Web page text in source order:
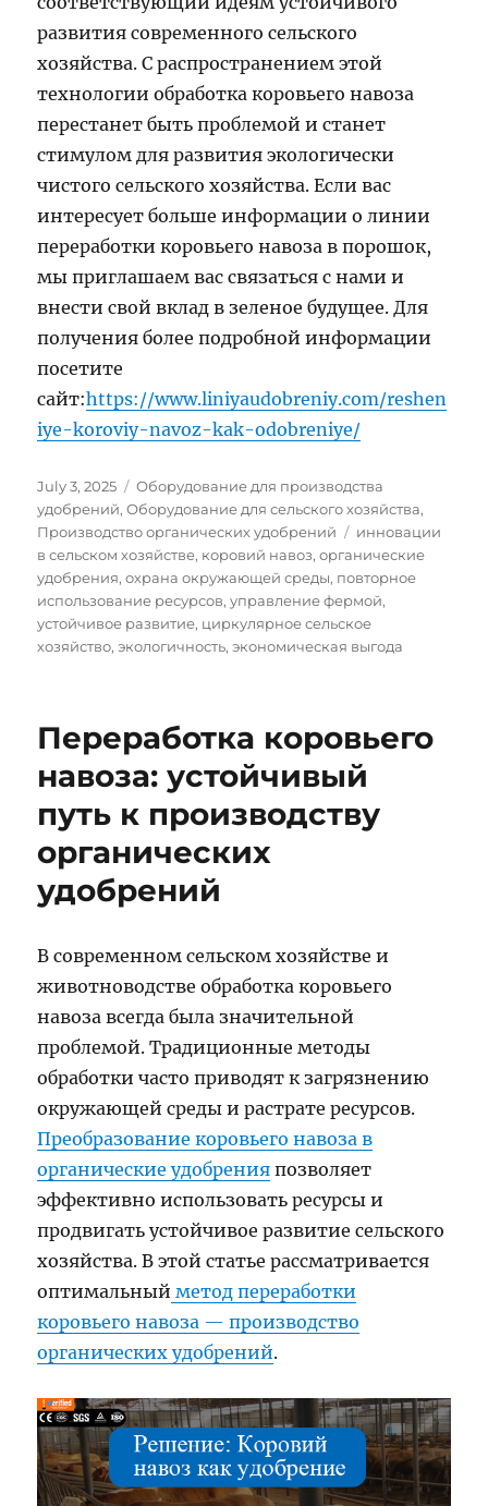
развития современного сельского
хозяйства. С распространением этой
технологии обработка коровьего навоза
перестанет быть проблемой и станет
стимулом для развития экологически
чистого сельского хозяйства. Если вас
интересует больше информации о линии
переработки коровьего навоза в порошок,
мы приглашаем вас связаться с нами и
внести свой вклад в зеленое будущее. Для
получения более подробной информации
посетите
сайт:https://www.liniyaudobreniy.com/reshen
iye-koroviy-navoz-kak-odobreniye/
Posted
on
July 3, 2025 Categories
Оборудование для производства
удобрений,Оборудование для сельского хозяйства,
Производство органических удобрений
Tags
инновации
в сельском хозяйстве, коровий навоз,органические
удобрения,охрана окружающей среды, повторное
использование ресурсов,управление фермой,
устойчивое развитие, циркулярное сельское
хозяйство,экологичность,экономическая выгода
Переработка коровьего
навоза: устойчивый
путь к производству
органических
удобрений
В современном сельском хозяйстве и
животноводстве обработка коровьего
навоза всегда была значительной
проблемой. Традиционные методы
обработки часто приводят к загрязнению
окружающей среды и растрате ресурсов.
Преобразование коровьего навоза в
органические удобрения позволяет
эффективно использовать ресурсы и
продвигать устойчивое развитие сельского
хозяйства. В этой статье рассматривается
оптимальный метод переработки
коровьего навоза — производство
органических удобрений.